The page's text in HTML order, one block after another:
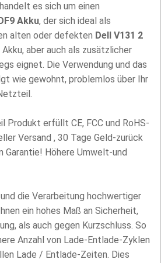
es sich um einen
Akku, der sich ideal als
alten oder defekten Dell V131 2
Akku, aber auch als zusätzlicher
eignet. Die Verwendung und das
wie gewohnt, problemlos über Ihr
Produkt erfüllt CE, FCC und RoHS-
Versand , 30 Tage Geld-zurück
Garantie! Höhere Umwelt-und
die Verarbeitung hochwertiger
ein hohes Maß an Sicherheit,
als auch gegen Kurzschluss. So
Anzahl von Lade-Entlade-Zyklen
Lade / Entlade-Zeiten. Dies